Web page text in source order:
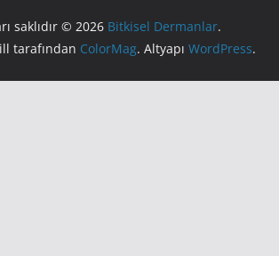
saklıdır © 2026 Bitkisel Dermanlar.
tarafından ColorMag. Altyapı WordPress.